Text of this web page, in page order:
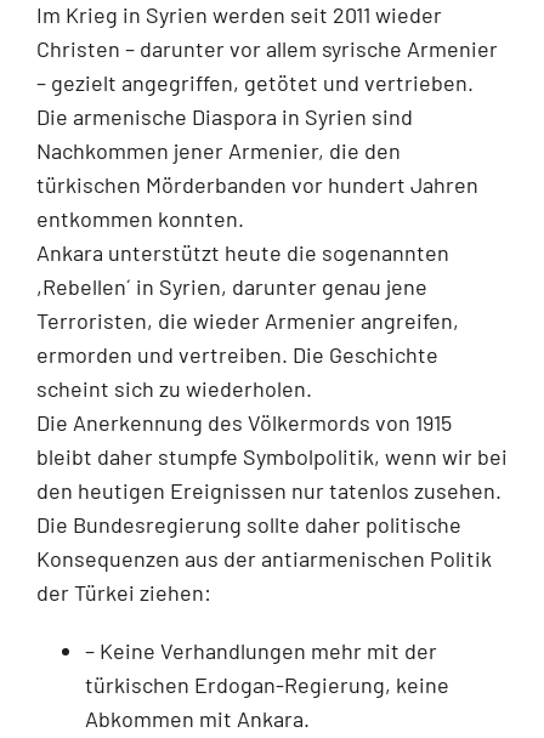
Im Krieg in Syrien werden seit 2011 wieder
Christen – darunter vor allem syrische Armenier
– gezielt angegriffen, getötet und vertrieben.
Die armenische Diaspora in Syrien sind
Nachkommen jener Armenier, die den
türkischen Mörderbanden vor hundert Jahren
entkommen konnten.
Ankara unterstützt heute die sogenannten
,Rebellen´ in Syrien, darunter genau jene
Terroristen, die wieder Armenier angreifen,
ermorden und vertreiben. Die Geschichte
scheint sich zu wiederholen.
Die Anerkennung des Völkermords von 1915
bleibt daher stumpfe Symbolpolitik, wenn wir bei
den heutigen Ereignissen nur tatenlos zusehen.
Die Bundesregierung sollte daher politische
Konsequenzen aus der antiarmenischen Politik
der Türkei ziehen:
– Keine Verhandlungen mehr mit der
türkischen Erdogan-Regierung, keine
Abkommen mit Ankara.